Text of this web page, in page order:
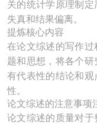
关的统计学原理制
失真和结果偏离。
提炼核心内容
在论文综述的写作过
题和思想，将各个
有代表性的结论和
性。
论文综述的注意事项
论文综述的质量对